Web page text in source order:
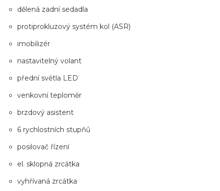
dělená zadní sedadla
protiprokluzový systém kol (ASR)
imobilizér
nastavitelný volant
přední světla LED
venkovní teploměr
brzdový asistent
6 rychlostních stupňů
posilovač řízení
el. sklopná zrcátka
vyhřívaná zrcátka